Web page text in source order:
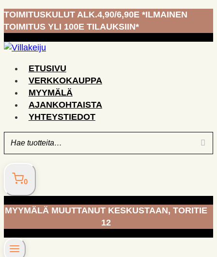
Siirry
sisältöön
TOIMITUSKULUT ALK.4,90/6,90E *ILMAINEN
TOIMITUS YLI 100E TILAUKSIIN*
ETUSIVU
VERKKOKAUPPA
MYYMÄLÄ
AJANKOHTAISTA
YHTEYSTIEDOT
0
MYYMÄLÄ MUUTTANUT KESKUSTAAN, TORITIE
12